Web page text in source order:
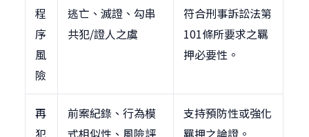
程
序
風
險
逃亡、滅證、勾串
共犯/證人之虞
符合刑事訴訟法第
101條所要求之羈
押必要性。
再
犯
前案紀錄、行為模
式相似性、風險評
支持預防性或強化
羈押之論證。